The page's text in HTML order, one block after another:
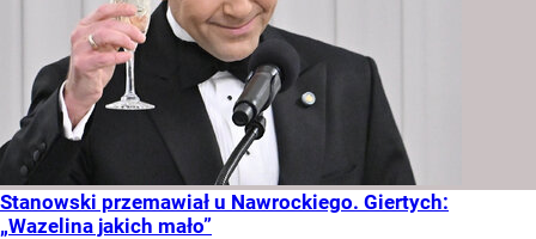
Stanowski przemawiał u Nawrockiego. Giertych:
„Wazelina jakich mało”